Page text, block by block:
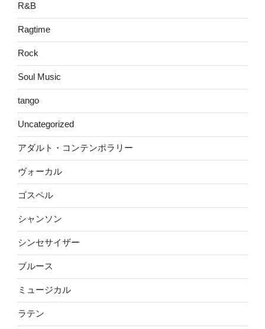
R&B
Ragtime
Rock
Soul Music
tango
Uncategorized
アダルト・コンテンポラリー
ヴォーカル
ゴスペル
シャンソン
シンセサイザー
ブルース
ミュージカル
ラテン